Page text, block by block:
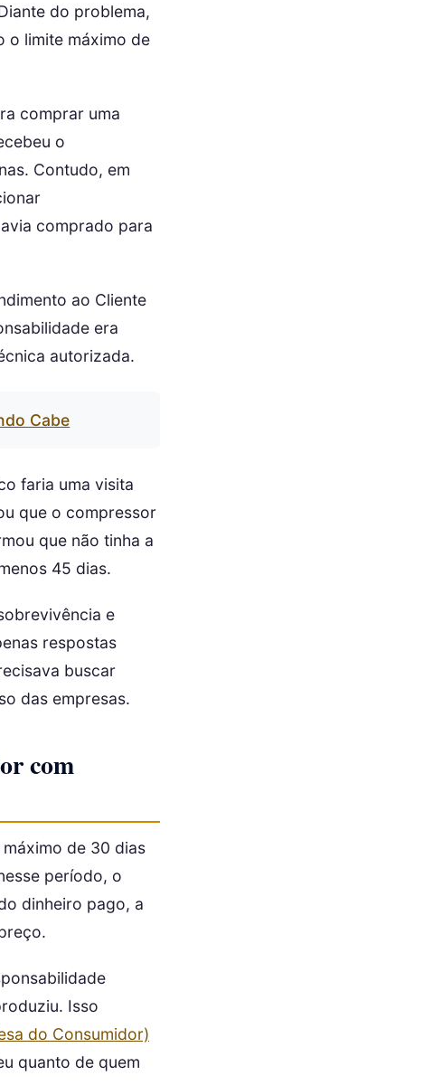
do problema,
o limite máximo de
comprar uma
o
Contudo, em
comprado para
ao Cliente
era
autorizada.
Cabe
faria uma visita
que o compressor
que não tinha a
45 dias.
e
respostas
buscar
das empresas.
com
de 30 dias
período, o
dinheiro pago, a
Isso
do Consumidor)
quanto de quem